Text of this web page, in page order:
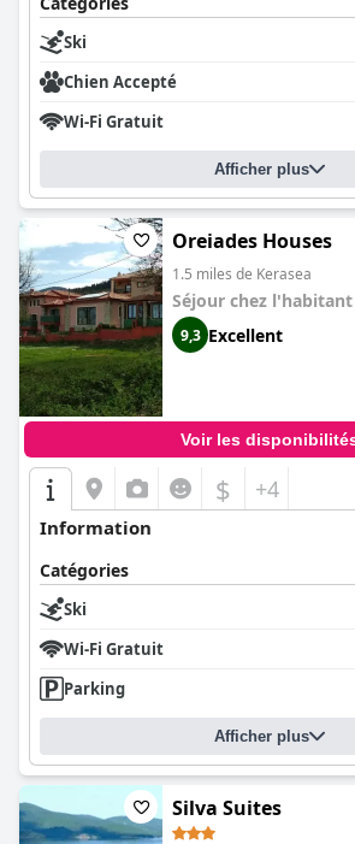
Ski
Chien Accepté
Wi-Fi Gratuit
Afficher plus
Oreiades Houses
1.5 miles de Kerasea
Séjour chez l'habitant
9,3 Excellent
Voir les
$ +4
Information
Catégories
Ski
Wi-Fi Gratuit
Parking
Afficher plus
Silva Suites